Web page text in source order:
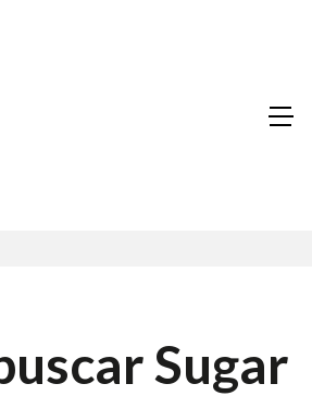
Sugar